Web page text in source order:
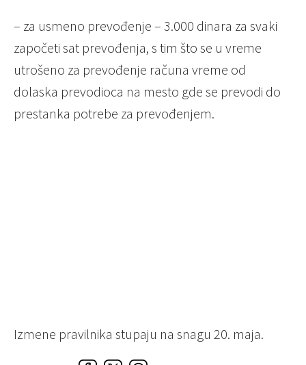
– za usmeno prevođenje – 3.000 dinara za svaki
započeti sat prevođenja, s tim što se u vreme
utrošeno za prevođenje računa vreme od
dolaska prevodioca na mesto gde se prevodi do
prestanka potrebe za prevođenjem.
Izmene pravilnika stupaju na snagu 20. maja.